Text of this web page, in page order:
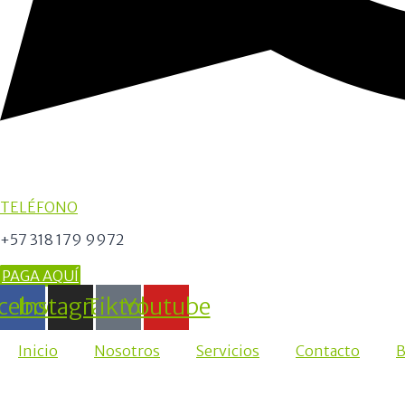
TELÉFONO
+57 318 179 9972
PAGA AQUÍ
Instagram
TiktokYoutube
Inicio Nosotros Servicios Contacto